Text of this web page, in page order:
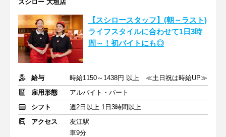
スシロー 大垣店
【スシロースタッフ】(朝～ラスト)
ライフスタイルに合わせて1日3時
間～！初バイトにも◎
給与
時給1150～1438円 以上 ≪土日祝は時給UP≫
雇用形態
アルバイト・パート
シフト
週2日以上 1日3時間以上
アクセス
友江駅
車9分